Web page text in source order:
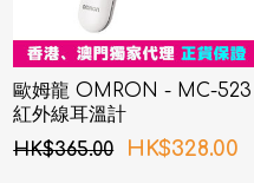
歐姆龍 OMRON - MC-523
紅外線耳溫計
HK$365.00
HK$328.00